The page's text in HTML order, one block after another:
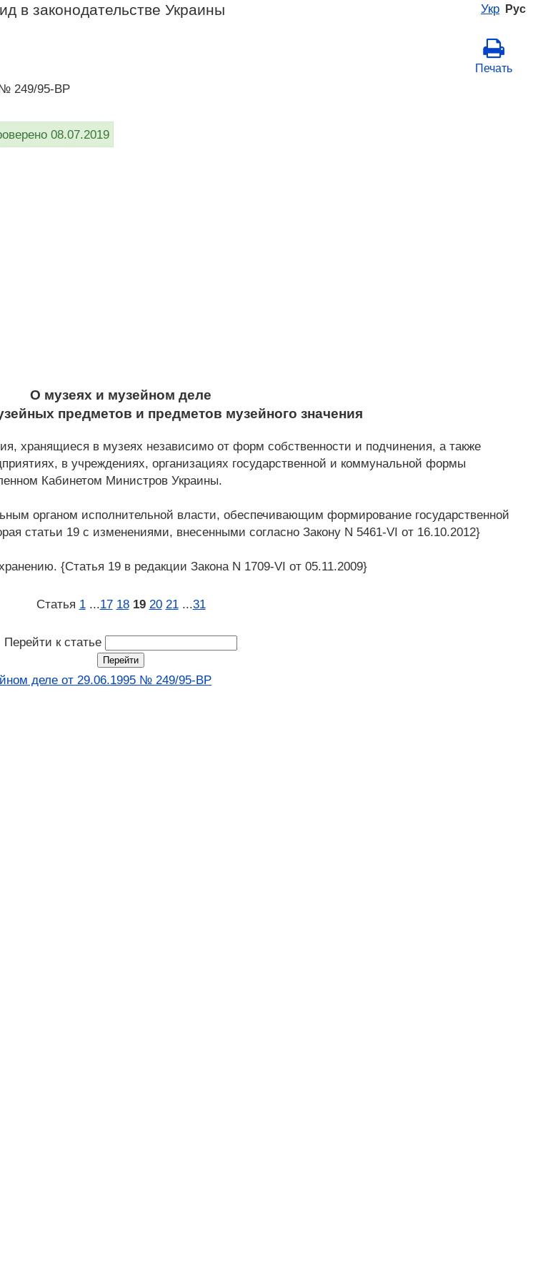
Укр Рус
в законодательстве Украины
Печать
249/95-ВР
08.07.2019
О музеях и музейном деле
предметов и предметов музейного значения
хранящиеся в музеях независимо от форм собственности и подчинения, а также
в учреждениях, организациях государственной и коммунальной формы
Кабинетом Министров Украины.
органом исполнительной власти, обеспечивающим формирование государственной
статьи 19 с изменениями, внесенными согласно Закону N 5461-VI от 16.10.2012}
{Статья 19 в редакции Закона N 1709-VI от 05.11.2009}
Статья 1 ...17 18 19 20 21 ...31
Перейти к статье
деле от 29.06.1995 № 249/95-ВР